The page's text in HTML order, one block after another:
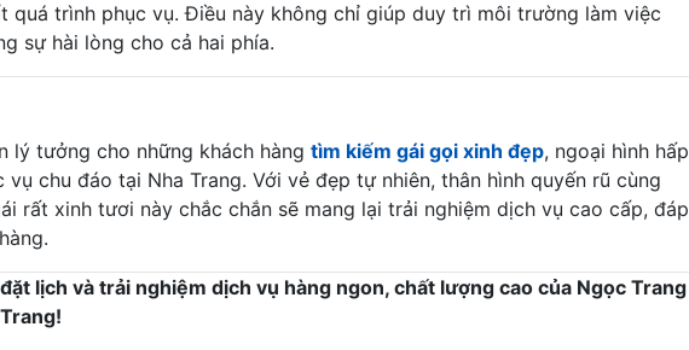
quá trình phục vụ. Điều này không chỉ giúp duy trì môi trường làm việc
sự hài lòng cho cả hai phía.
lý tưởng cho những khách hàng tìm kiếm gái gọi xinh đẹp, ngoại hình hấp
vụ chu đáo tại Nha Trang. Với vẻ đẹp tự nhiên, thân hình quyến rũ cùng
rất xinh tươi này chắc chắn sẽ mang lại trải nghiệm dịch vụ cao cấp, đáp
lịch và trải nghiệm dịch vụ hàng ngon, chất lượng cao của Ngọc Trang